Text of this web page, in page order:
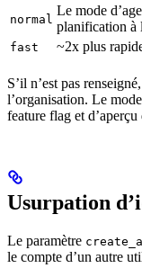
normal
Le mode
planification à
fast ~2x plus
S’il n’est pas
l’organisation. Le
feature flag et
Usurpation
Le paramètre
le compte d’un autre